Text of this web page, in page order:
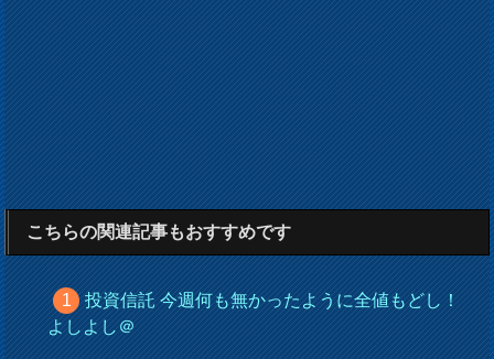
こちらの関連記事もおすすめです
投資信託 今週何も無かったように全値もどし！
よしよし＠